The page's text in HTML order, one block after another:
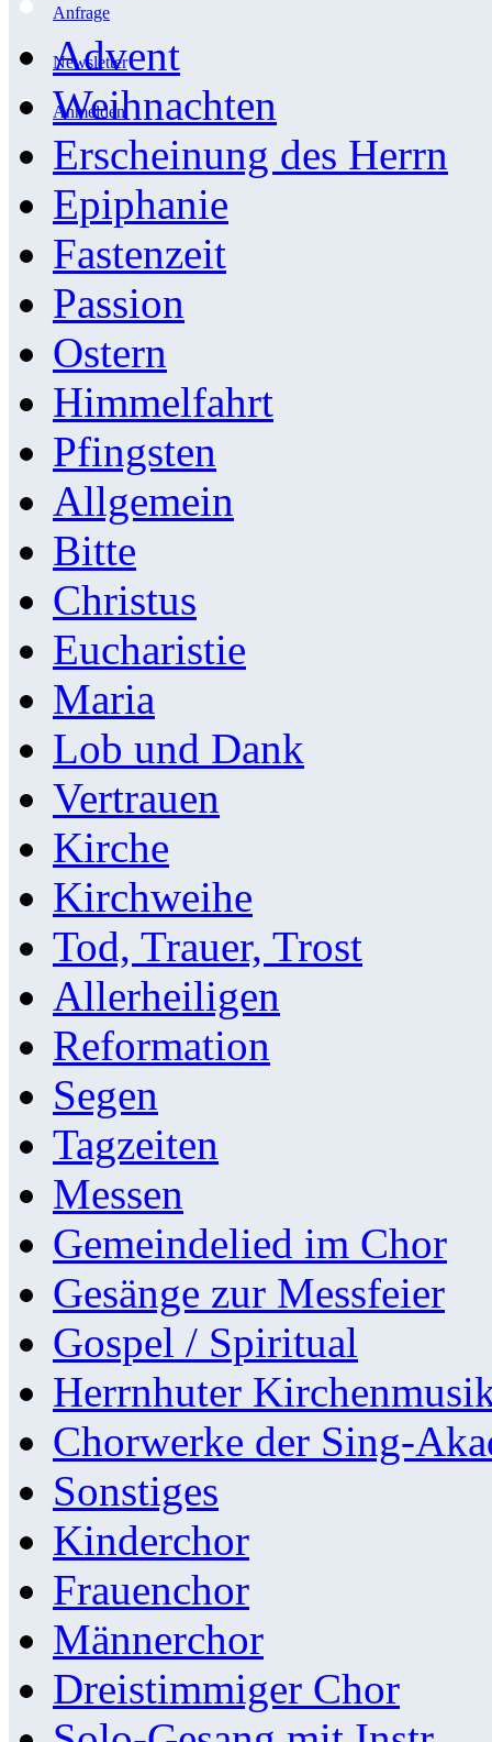
Anfrage
Newsletter
Anmelden
Advent
Weihnachten
Erscheinung des Herrn
Epiphanie
Fastenzeit
Passion
Ostern
Himmelfahrt
Pfingsten
Allgemein
Bitte
Christus
Eucharistie
Maria
Lob und Dank
Vertrauen
Kirche
Kirchweihe
Tod, Trauer, Trost
Allerheiligen
Reformation
Segen
Tagzeiten
Messen
Gemeindelied im Chor
Gesänge zur Messfeier
Gospel / Spiritual
Herrnhuter
Chorwerke der Sing-
Sonstiges
Kinderchor
Frauenchor
Männerchor
Dreistimmiger Chor